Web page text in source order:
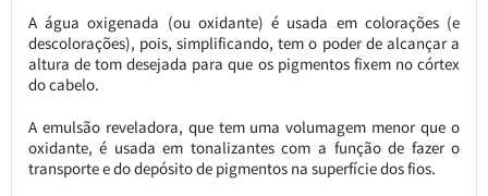
A água oxigenada (ou oxidante) é usada em colorações (e
descolorações), pois, simplificando, tem o poder de alcançar a
altura de tom desejada para que os pigmentos fixem no córtex
do cabelo.
A emulsão reveladora, que tem uma volumagem menor que o
oxidante, é usada em tonalizantes com a função de fazer o
transporte e do depósito de pigmentos na superfície dos fios.